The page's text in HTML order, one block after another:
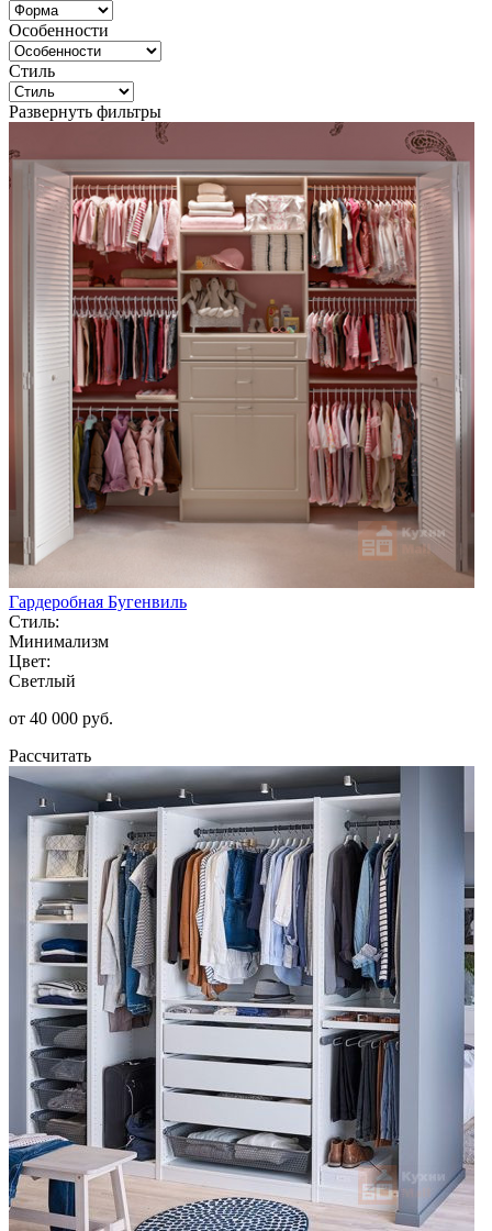
Особенности
Стиль
Развернуть фильтры
Гардеробная Бугенвиль
Стиль:
Минимализм
Цвет:
Светлый
от 40 000 руб.
Рассчитать